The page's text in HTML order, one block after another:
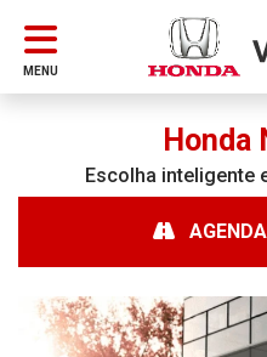
MENU
Honda
Escolha inteligente